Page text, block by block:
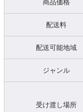
商品価格
配送料
配送可能地域
ジャンル
受け渡し場所